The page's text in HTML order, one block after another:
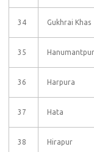
34 Gukhrai Khas
35
36 Harpura
37 Hata
38 Hirapur